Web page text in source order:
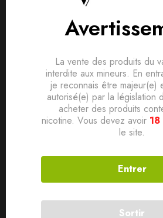
Puissance acceptée : 40-60W
Utilisation: Voopoo Drag
Based on 0 Reviews
Ajouter mon avis
Il n'y a pas encore d'avis, donnez le
Aucune question actuellement.
votre question !
Produits
La vente des produits du
interdite aux mineurs. En
je reconnais être majeur(e)
autorisé(e) par la législation
acheter des produits
nicotine. Vous devez avoir 18
le site.
Entrer
Sortir